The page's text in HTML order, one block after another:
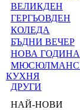
ВЕЛИКДЕН
ГЕРГЬОВДЕН
КОЛЕДА
БЪДНИ ВЕЧЕР
НОВА ГОДИНА
КУХНЯ
ДРУГИ
НАЙ-НОВИ